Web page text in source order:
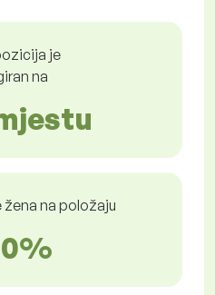
je
na
na položaju